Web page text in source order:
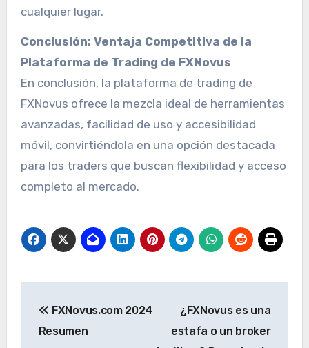
cualquier lugar.
Conclusión: Ventaja Competitiva de la
Plataforma de Trading de FXNovus
En conclusión, la plataforma de trading de
FXNovus ofrece la mezcla ideal de herramientas
avanzadas, facilidad de uso y accesibilidad
móvil, convirtiéndola en una opción destacada
para los traders que buscan flexibilidad y acceso
completo al mercado.
de
FXNovus.com 2024
Resumen
¿FXNovus es una
estafa o un broker